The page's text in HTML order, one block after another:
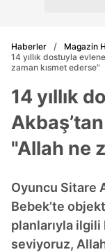
Haberler
Magazin
14 yıllık dostuyla
zaman kısmet ederse"
14 yıllık
"Allah ne
Oyuncu Sitare
Bebek’te
planlarıyla ilgili
seviyoruz,